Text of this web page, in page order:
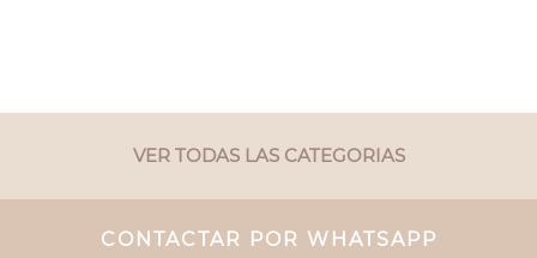
VER TODAS LAS CATEGORIAS
CONTACTAR POR WHATSAPP